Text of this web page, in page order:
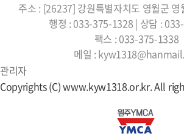
주소 : [26237] 강원특별자치도 영월군
행정 : 033-375-1328 | 상담 :
팩스 : 033-375-1338
메일 :
관리자
Copyrights (C) www.kyw1318.or.kr. All